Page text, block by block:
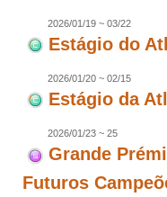
2026/01/19 ~ 03/22
Estágio do
2026/01/20 ~ 02/15
Estágio da
2026/01/23 ~ 25
Grande
Futuros